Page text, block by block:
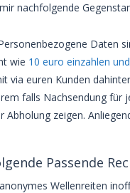
nachfolgende
Daten
wie 10 euro einzahlen
via euren Kunden
falls Nachsendung für
zeigen.
Passende
Wellenreiten